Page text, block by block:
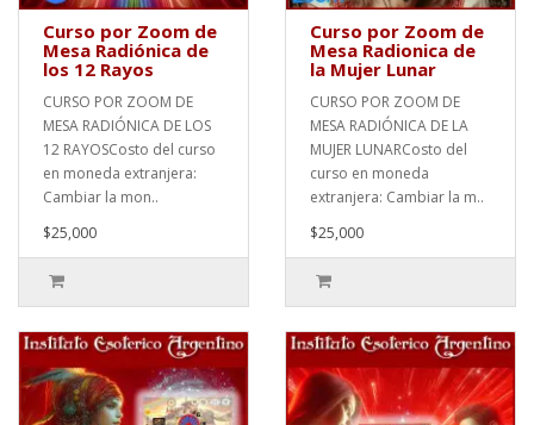
Curso por Zoom de
Mesa Radiónica de
los 12 Rayos
CURSO POR ZOOM DE
MESA RADIÓNICA DE LOS
12 RAYOSCosto del curso
en moneda extranjera:
Cambiar la mon..
$25,000
Curso por Zoom de
Mesa Radionica de
la Mujer Lunar
CURSO POR ZOOM DE
MESA RADIÓNICA DE LA
MUJER LUNARCosto del
curso en moneda
extranjera: Cambiar la m..
$25,000